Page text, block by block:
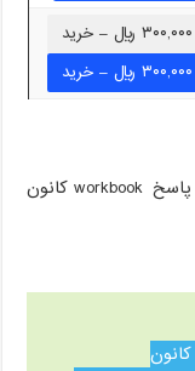
۳۰۰,۰۰۰ ریال – خرید
جواب ورک بوک بیسیک 1 کانون زبان – پاسخ workbook کانون